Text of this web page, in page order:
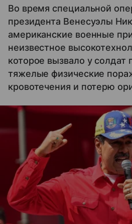
Во время специальной
президента Венесуэлы
американские военные
неизвестное
которое вызвало у солдат
тяжелые физические
кровотечения и потерю